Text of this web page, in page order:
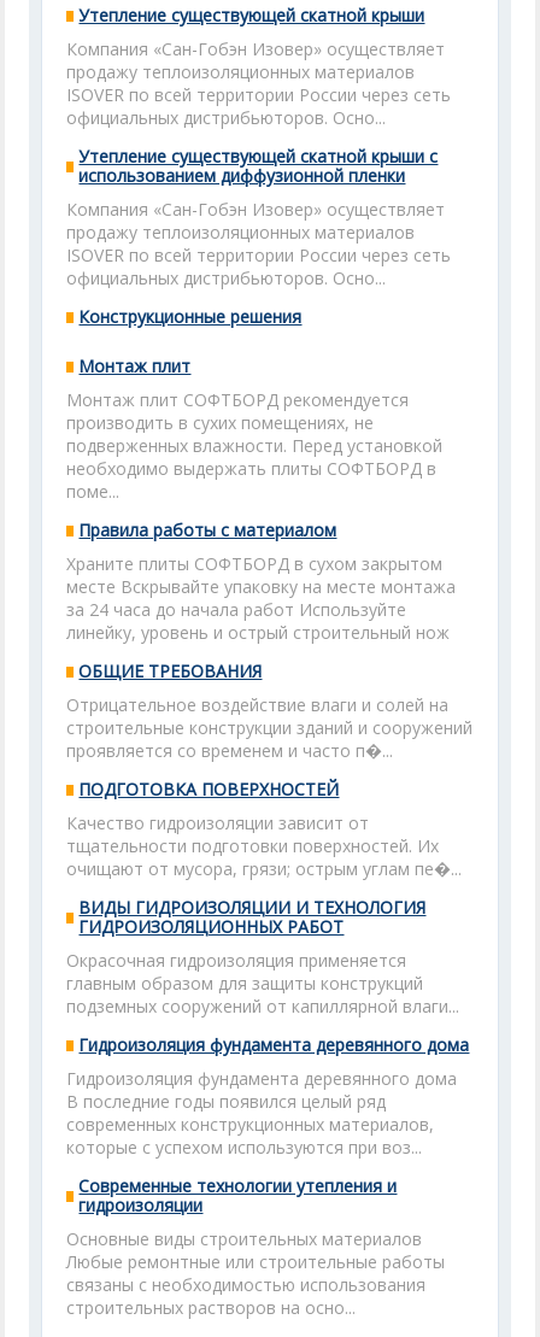
Утепление существующей скатной крыши
Компания «Сан-Гобэн Изовер» осуществляет
продажу теплоизоляционных материалов
ISOVER по всей территории России через сеть
официальных дистрибьюторов. Осно...
Утепление существующей скатной крыши с
использованием диффузионной пленки
Компания «Сан-Гобэн Изовер» осуществляет
продажу теплоизоляционных материалов
ISOVER по всей территории России через сеть
официальных дистрибьюторов. Осно...
Конструкционные решения
Монтаж плит
Монтаж плит СОФТБОРД рекомендуется
производить в сухих помещениях, не
подверженных влажности. Перед установкой
необходимо выдержать плиты СОФТБОРД в
поме...
Правила работы с материалом
Храните плиты СОФТБОРД в сухом закрытом
месте Вскрывайте упаковку на месте монтажа
за 24 часа до начала работ Используйте
линейку, уровень и острый строительный нож
ОБЩИЕ ТРЕБОВАНИЯ
Отрицательное воздействие влаги и солей на
строительные конструкции зданий и сооружений
проявляется со временем и часто п�...
ПОДГОТОВКА ПОВЕРХНОСТЕЙ
Качество гидроизоляции зависит от
тщательности подготовки поверхностей. Их
очищают от мусора, грязи; острым углам пе�...
ВИДЫ ГИДРОИЗОЛЯЦИИ И ТЕХНОЛОГИЯ
ГИДРОИЗОЛЯЦИОННЫХ РАБОТ
Окрасочная гидроизоляция применяется
главным образом для защиты конструкций
подземных сооружений от капиллярной влаги...
Гидроизоляция фундамента деревянного дома
Гидроизоляция фундамента деревянного дома
В последние годы появился целый ряд
современных конструкционных материалов,
которые с успехом используются при воз...
Современные технологии утепления и
гидроизоляции
Основные виды строительных материалов
Любые ремонтные или строительные работы
связаны с необходимостью использования
строительных растворов на осно...